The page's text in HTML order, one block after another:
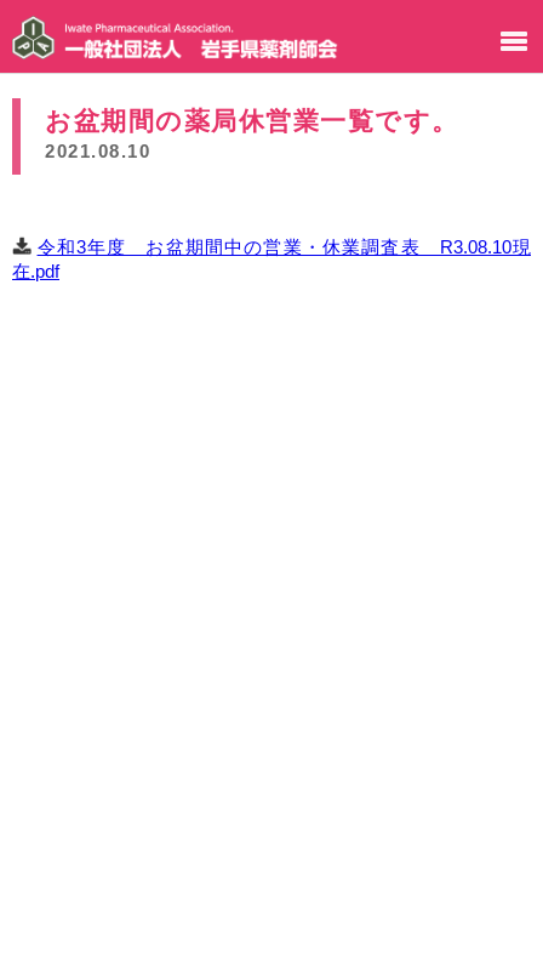
お盆期間の薬局休営業一覧です。
2021.08.10
令和3年度 お盆期間中の営業・休業調査表 R3.08.10現
在.pdf